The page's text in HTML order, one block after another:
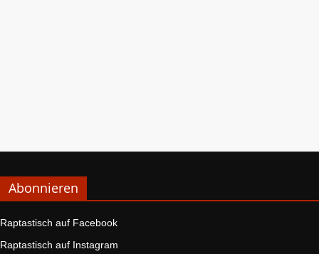
Abonnieren
Raptastisch auf Facebook
Raptastisch auf Instagram